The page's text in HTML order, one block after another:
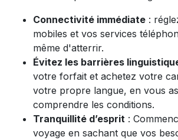
Connectivité immédiate :
mobiles et vos services
même d'atterrir.
Évitez les barrières
votre forfait et achetez votre
votre propre langue, en vous
comprendre les conditions.
Tranquillité d’esprit :
voyage en sachant que vos